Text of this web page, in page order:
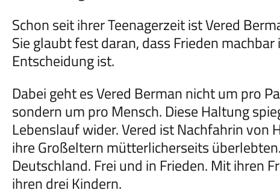
Schon seit ihrer Teenagerzeit ist Vered
Sie glaubt fest daran, dass Frieden
Entscheidung ist.
Dabei geht es Vered Berman nicht um pro
sondern um pro Mensch. Diese Haltung
Lebenslauf wider. Vered ist Nachfahrin
ihre Großeltern mütterlicherseits
Deutschland. Frei und in Frieden. Mit ihren
ihren drei Kindern.